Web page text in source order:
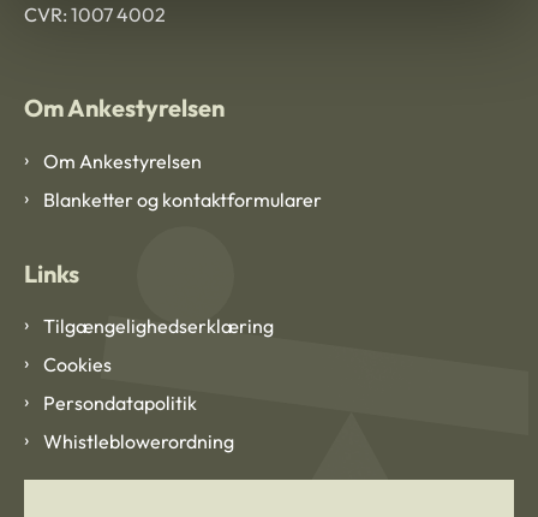
CVR: 1007 4002
Om Ankestyrelsen
Om Ankestyrelsen
Blanketter og kontaktformularer
Links
Tilgængelighedserklæring
Cookies
Persondatapolitik
Whistleblowerordning